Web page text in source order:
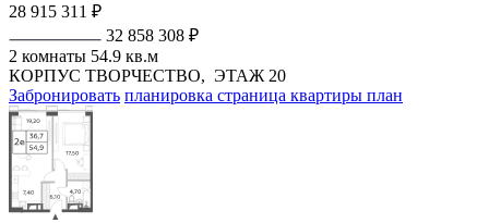
28 915 311 ₽
32 858 308 ₽
2 комнаты 54.9 кв.м
КОРПУС ТВОРЧЕСТВО, ЭТАЖ 20
Забронировать планировка страница квартиры план